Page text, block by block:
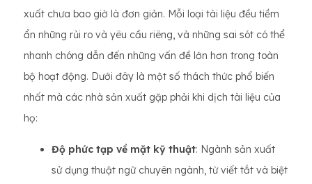
xuất chưa bao giờ là đơn giản. Mỗi loại tài liệu đều tiềm
ẩn những rủi ro và yêu cầu riêng, và những sai sót có thể
nhanh chóng dẫn đến những vấn đề lớn hơn trong toàn
bộ hoạt động. Dưới đây là một số thách thức phổ biến
nhất mà các nhà sản xuất gặp phải khi dịch tài liệu của
họ:
Độ phức tạp về mặt kỹ thuật: Ngành sản xuất
sử dụng thuật ngữ chuyên ngành, từ viết tắt và biệt